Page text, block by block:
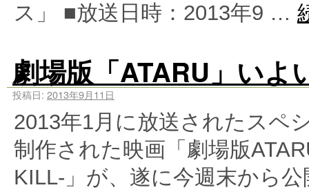
ス」 ■放送日時：2013年9 …
劇場版「ATARU」いよ
投稿日: 2013年9月11日
2013年1月に放送されたスペ
制作された映画「劇場版
KILL-」が、遂に今週末から